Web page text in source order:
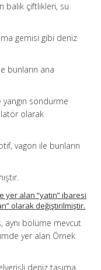
balık çiftlikleri, su
gemisi gibi deniz
bunların ana
söndürme
olarak
vagon ile bunların
yer alan “yatın” ibaresi
olarak değiştirilmiştir.
aynı bölüme mevcut
yer alan Örnek
deniz taşıma